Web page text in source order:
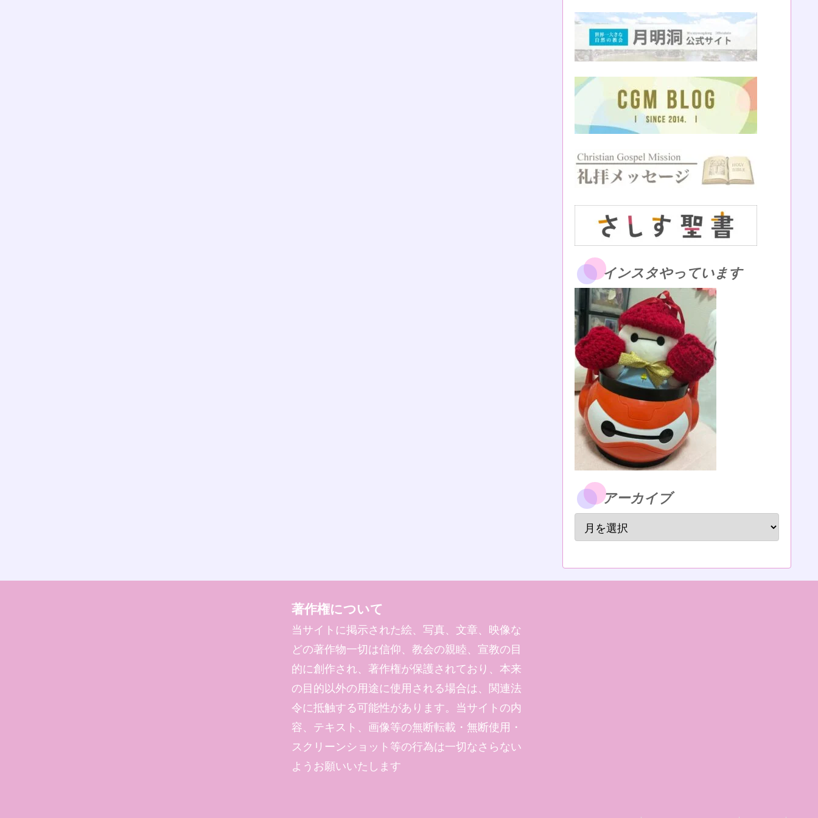
インスタやっています
アーカイブ
著作権について
当サイトに掲示された絵、写真、文章、映像な
どの著作物一切は信仰、教会の親睦、宣教の目
的に創作され、著作権が保護されており、本来
の目的以外の用途に使用される場合は、関連法
令に抵触する可能性があります。当サイトの内
容、テキスト、画像等の無断転載・無断使用・
スクリーンショット等の行為は一切なさらない
ようお願いいたします